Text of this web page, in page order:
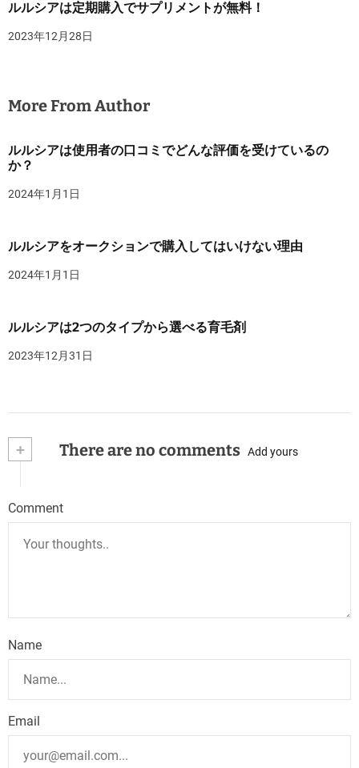
ルルシアは定期購入でサプリメントが無料！
2023年12月28日
More From Author
ルルシアは使用者の口コミでどんな評価を受けているの
か？
2024年1月1日
ルルシアをオークションで購入してはいけない理由
2024年1月1日
ルルシアは2つのタイプから選べる育毛剤
2023年12月31日
+ There are no comments Add yours
Comment
Name
Email